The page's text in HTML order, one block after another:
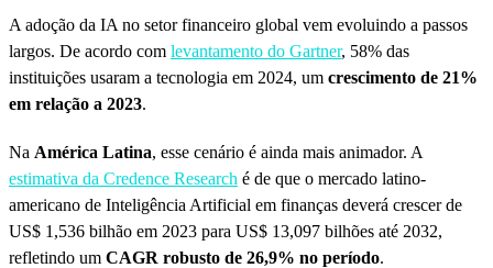
A adoção da IA no setor financeiro global vem evoluindo a passos
largos. De acordo com levantamento do Gartner, 58% das
instituições usaram a tecnologia em 2024, um crescimento de 21%
em relação a 2023.
Na América Latina, esse cenário é ainda mais animador. A
estimativa da Credence Research é de que o mercado latino-
americano de Inteligência Artificial em finanças deverá crescer de
US$ 1,536 bilhão em 2023 para US$ 13,097 bilhões até 2032,
refletindo um CAGR robusto de 26,9% no período.